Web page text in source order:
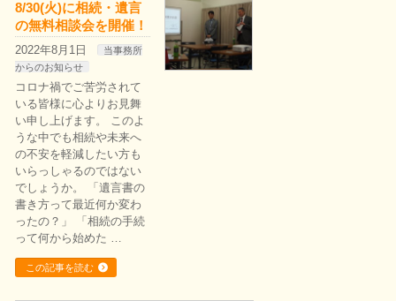
8/30(火)に相続・遺言
の無料相談会を開催！
2022年8月1日
当事務所
からのお知らせ
コロナ禍でご苦労されて
いる皆様に心よりお見舞
い申し上げます。 このよ
うな中でも相続や未来へ
の不安を軽減したい方も
いらっしゃるのではない
でしょうか。 「遺言書の
書き方って最近何か変わ
ったの？」 「相続の手続
って何から始めた …
この記事を読む